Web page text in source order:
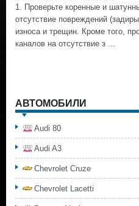
1. Проверьте коренные и
отсутствие повреждений
износа и трещин. Кроме того,
каналов на отсутствие з ...
АВТОМОБИЛИ
Audi 80
Audi A3
Chevrolet Cruze
Chevrolet Lacetti